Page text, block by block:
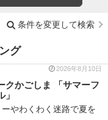
条件を変更して検索
グ
2026年8月10日
クかごしま 「サマーフ
やわくわく迷路で夏を